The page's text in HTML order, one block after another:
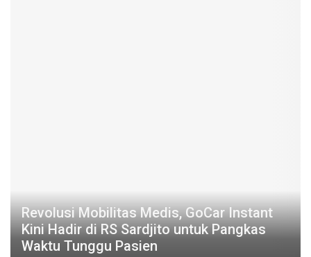
Revolusi Mobilitas Medis, GoCar Instant
Kini Hadir di RS Sardjito untuk Pangkas
Waktu Tunggu Pasien